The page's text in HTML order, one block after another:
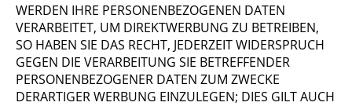
WERDEN IHRE PERSONENBEZOGENEN DATEN
VERARBEITET, UM DIREKTWERBUNG ZU BETREIBEN,
SO HABEN SIE DAS RECHT, JEDERZEIT WIDERSPRUCH
GEGEN DIE VERARBEITUNG SIE BETREFFENDER
PERSONENBEZOGENER DATEN ZUM ZWECKE
DERARTIGER WERBUNG EINZULEGEN; DIES GILT AUCH